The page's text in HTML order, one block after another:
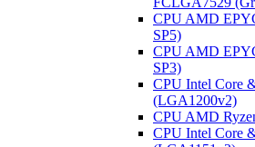
CPU AMD
SP5)
CPU AMD
SP3)
CPU Intel Core
(LGA1200v2)
CPU AMD
CPU Intel Core